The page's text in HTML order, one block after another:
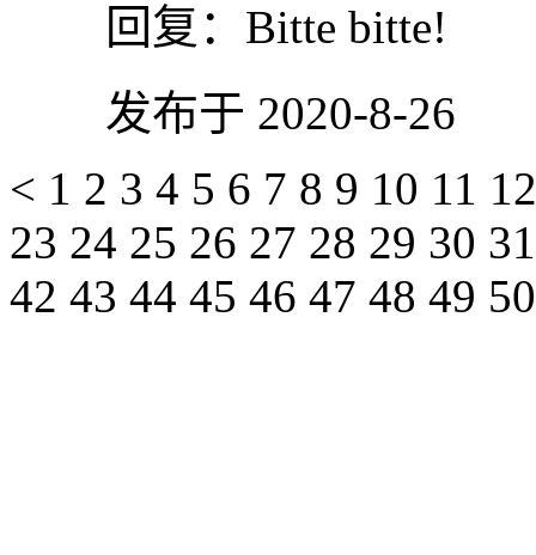
回复： Bitte bitte!
发布于 2020-8-26
< 1 2 3 4 5 6 7 8 9 10 11
23 24 25 26 27 28 29 30
42 43 44 45 46 47 48 49